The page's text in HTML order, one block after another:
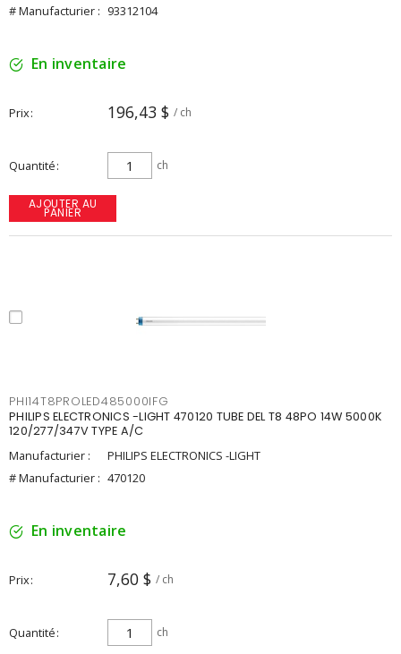
# Manufacturier : 93312104
En inventaire
Prix 196,43 $ / ch
Quantité ch
AJOUTER AU
PANIER
PHI14T8PROLED485000IFG
PHILIPS ELECTRONICS -LIGHT 470120 TUBE DEL T8 48PO 14W 5000K
120/277/347V TYPE A/C
Manufacturier :
PHILIPS ELECTRONICS -LIGHT
# Manufacturier : 470120
En inventaire
Prix 7,60 $ / ch
Quantité ch